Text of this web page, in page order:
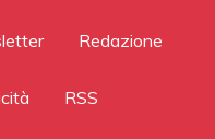
Redazione
RSS